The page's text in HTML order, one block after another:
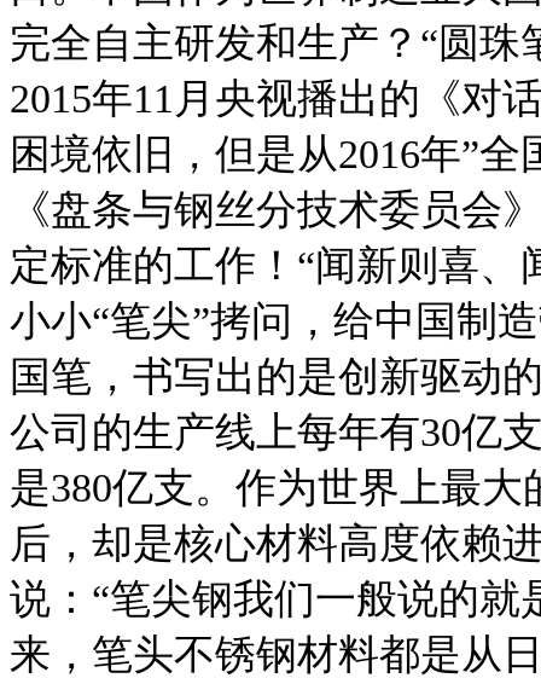
完全自主研发和生产？“圆
2015年11月央视播出的《对
困境依旧，但是从2016年”
《盘条与钢丝分技术委员会
定标准的工作！“闻新则喜、
小小“笔尖”拷问，给中国制
国笔，书写出的是创新驱动
公司的生产线上每年有30亿
是380亿支。作为世界上最
后，却是核心材料高度依赖
说：“笔尖钢我们一般说的
来，笔头不锈钢材料都是从